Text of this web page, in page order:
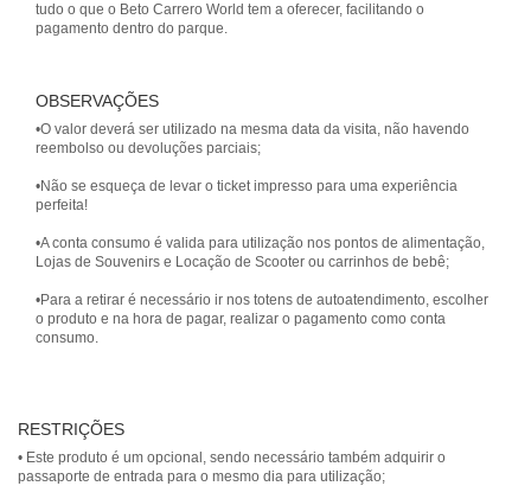
tudo o que o Beto Carrero World tem a oferecer, facilitando o
pagamento dentro do parque.
OBSERVAÇÕES
•O valor deverá ser utilizado na mesma data da visita, não havendo
reembolso ou devoluções parciais;
•Não se esqueça de levar o ticket impresso para uma experiência
perfeita!
•A conta consumo é valida para utilização nos pontos de alimentação,
Lojas de Souvenirs e Locação de Scooter ou carrinhos de bebê;
•Para a retirar é necessário ir nos totens de autoatendimento, escolher
o produto e na hora de pagar, realizar o pagamento como conta
consumo.
RESTRIÇÕES
• Este produto é um opcional, sendo necessário também adquirir o
passaporte de entrada para o mesmo dia para utilização;